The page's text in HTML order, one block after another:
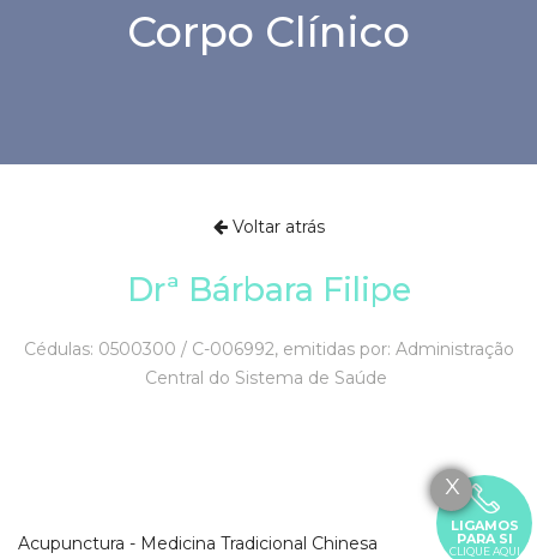
X
LIGAMOS
PARA SI
CLIQUE AQUI
Corpo Clínico
Voltar atrás
Drª Bárbara Filipe
Cédulas: 0500300 / C-006992, emitidas por: Administração
Central do Sistema de Saúde
Acupunctura - Medicina Tradicional Chinesa